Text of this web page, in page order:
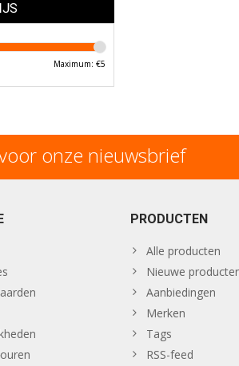
Maximum: €5
onze nieuwsbrief
PRODUCTEN
Alle producten
Nieuwe
Aanbiedingen
Merken
Tags
RSS-feed